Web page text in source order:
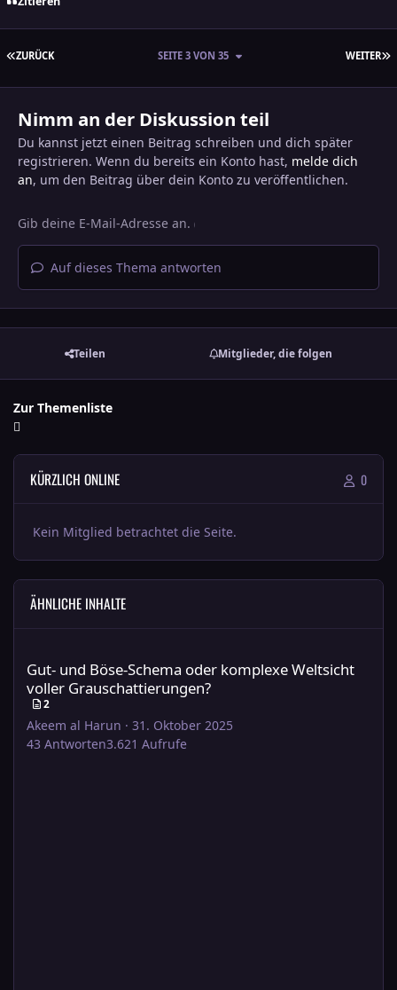
ERSTE SEITE
ZURÜCK WEITER
SEITE 3 VON 35
Nimm an der Diskussion teil
Du kannst jetzt einen Beitrag schreiben und dich später
registrieren. Wenn du bereits ein Konto hast, melde dich
an, um den Beitrag über dein Konto zu veröffentlichen.
Auf dieses Thema antworten
Teilen Mitglieder, die folgen
Zur Themenliste
KÜRZLICH ONLINE 0
Kein Mitglied betrachtet die Seite.
ÄHNLICHE INHALTE
Gut- und Böse-Schema oder komplexe Weltsicht
voller Grauschattierungen?
2
Akeem al Harun · 31. Oktober 2025
43 Antworten3.621 Aufrufe